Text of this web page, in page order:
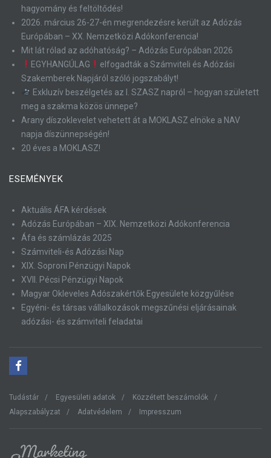
hagyomány és feltöltődés!
2026. március 26-27-én megrendezésre került az Adózás
Európában – XX. Nemzetközi Adókonferencia!
Mit lát rólad az adóhatóság? – Adózás Európában 2026
EGYHANGÚLAG
elfogadták a Számviteli és Adózási
Szakemberek Napjáról szóló jogszabályt!
Exkluzív beszélgetés az I. SZASZ napról – hogyan született
meg a szakma közös ünnepe?
Arany díszoklevelet vehetett át a MOKLASZ elnöke a NAV
napja díszünnepségén!
20 éves a MOKLASZ!
ESEMÉNYEK
Aktuális ÁFA kérdések
Adózás Európában – XIX. Nemzetközi Adókonferencia
Áfa és számlázás 2025
Számviteli-és Adózási Nap
XIX. Soproni Pénzügyi Napok
XVII. Pécsi Pénzügyi Napok
Magyar Okleveles Adószakértők Egyesülete közgyűlése
Egyéni- és társas vállalkozások megszűnési eljárásainak
adózási- és számviteli feladatai
Tudástár Egyesületi adatok
Közzétett beszámolók
Alapszabályzat
Adatvédelem Impresszum